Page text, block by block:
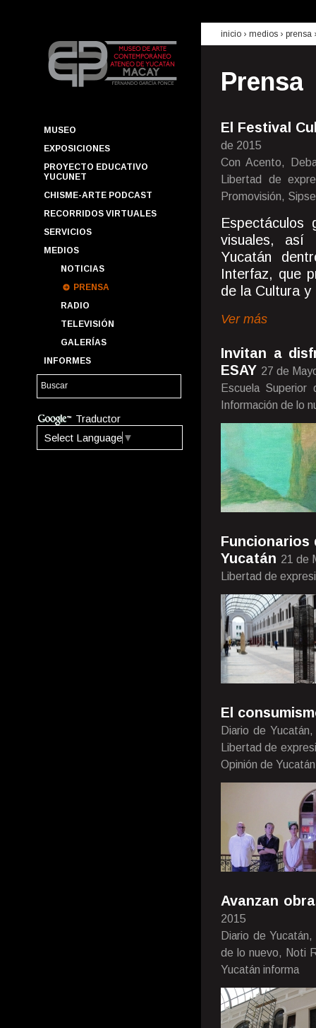
MUSEO
EXPOSICIONES
PROYECTO EDUCATIVO
YUCUNET
CHISME-ARTE PODCAST
RECORRIDOS VIRTUALES
SERVICIOS
MEDIOS
NOTICIAS
PRENSA
RADIO
TELEVISIÓN
GALERÍAS
INFORMES
Traductor
Select Language ▼
inicio › medios › prensa
Prensa
El Festival
de 2015
Con Acento,
Libertad de
Promovisión,
visuales, así
Yucatán
Interfaz, que
de la Cultura
Ver más
Invitan a
ESAY 27 de
Escuela
Información de lo
Funcionarios
Yucatán 21 de
Libertad de
El
Diario de
Libertad de
Opinión de
Avanzan
2015
Diario de
de lo nuevo, Noti
Yucatán informa